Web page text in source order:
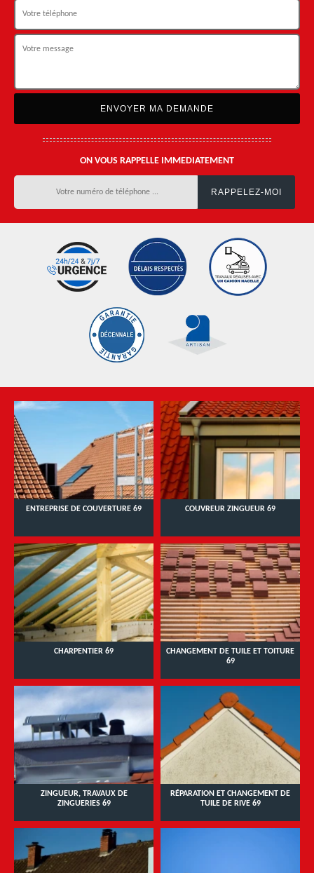
ON VOUS RAPPELLE IMMEDIATEMENT
ENTREPRISE DE COUVERTURE 69 COUVREUR ZINGUEUR 69
CHARPENTIER 69
CHANGEMENT DE TUILE ET TOITURE
69
ZINGUEUR, TRAVAUX DE
ZINGUERIES 69
RÉPARATION ET CHANGEMENT DE
TUILE DE RIVE 69